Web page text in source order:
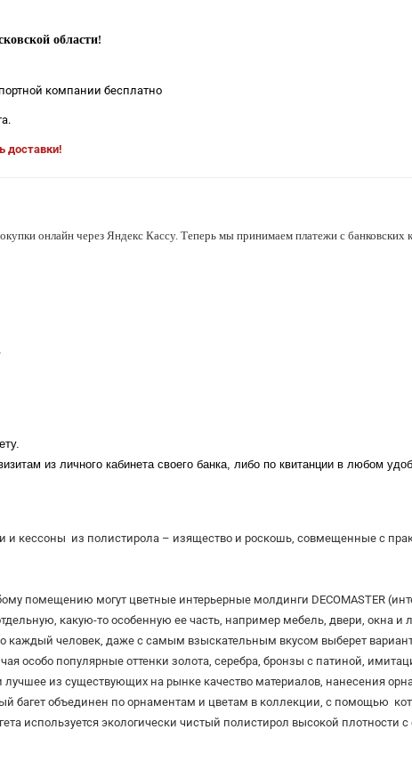
области!
компании бесплатно
доставки!
онлайн через Яндекс Кассу. Теперь мы принимаем платежи с
из личного кабинета своего банка, либо по квитанции в любом
и кессоны из полистирола – изящество и роскошь, совмещенные с
помещению могут цветные интерьерные молдинги DECOMASTER
какую-то особенную ее часть, например мебель, двери, окна и
каждый человек, даже с самым взыскательным вкусом выберет
особо популярные оттенки золота, серебра, бронзы с патиной,
из существующих на рынке качество материалов, нанесения
багет объединен по орнаментам и цветам в коллекции, с помощью
используется экологически чистый полистирол высокой плотности